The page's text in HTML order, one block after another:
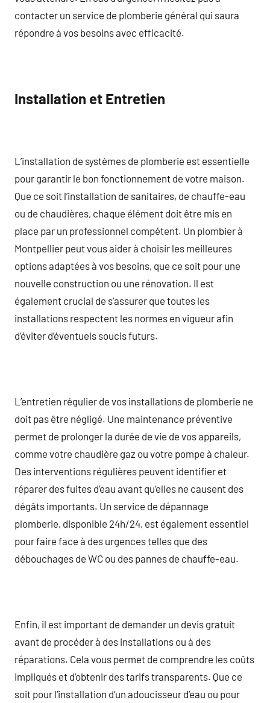
contacter un service de plomberie général qui saura
répondre à vos besoins avec efficacité.
Installation et Entretien
L’installation de systèmes de plomberie est essentielle
pour garantir le bon fonctionnement de votre maison.
Que ce soit l’installation de sanitaires, de chauffe-eau
ou de chaudières, chaque élément doit être mis en
place par un professionnel compétent. Un plombier à
Montpellier peut vous aider à choisir les meilleures
options adaptées à vos besoins, que ce soit pour une
nouvelle construction ou une rénovation. Il est
également crucial de s’assurer que toutes les
installations respectent les normes en vigueur afin
d’éviter d’éventuels soucis futurs.
L’entretien régulier de vos installations de plomberie ne
doit pas être négligé. Une maintenance préventive
permet de prolonger la durée de vie de vos appareils,
comme votre chaudière gaz ou votre pompe à chaleur.
Des interventions régulières peuvent identifier et
réparer des fuites d’eau avant qu’elles ne causent des
dégâts importants. Un service de dépannage
plomberie, disponible 24h/24, est également essentiel
pour faire face à des urgences telles que des
débouchages de WC ou des pannes de chauffe-eau.
Enfin, il est important de demander un devis gratuit
avant de procéder à des installations ou à des
réparations. Cela vous permet de comprendre les coûts
impliqués et d’obtenir des tarifs transparents. Que ce
soit pour l’installation d’un adoucisseur d’eau ou pour